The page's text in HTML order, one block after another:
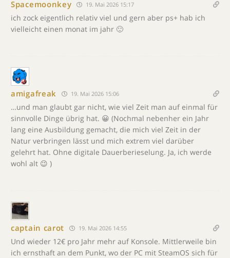
Spacemoonkey 19. Mai 2026 15:17
ich zock eigentlich relativ viel und gern aber ps+ hab ich
vielleicht einen monat im jahr 🙂
amigafreak 19. Mai 2026 15:06
…und man glaubt gar nicht, wie viel Zeit man auf einmal für
sinnvolle Dinge übrig hat. 😀 (Nochmal nebenher ein Jahr
lang eine Ausbildung gemacht, die mich viel Zeit in der
Natur verbringen lässt und mich extrem viel darüber
gelehrt hat. Ohne digitale Dauerberieselung. Ja, ich werde
wohl alt 😉 )
captain carot 19. Mai 2026 14:55
Und wieder 12€ pro Jahr mehr auf Konsole. Mittlerweile bin
ich ernsthaft an dem Punkt, wo der PC mit SteamOS sich für